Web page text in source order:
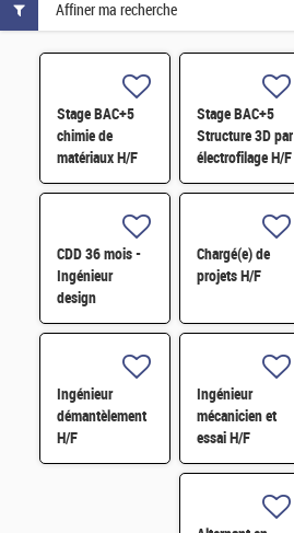
Stage BAC+5
chimie de
matériaux H/F
Stage BAC+5
Structure 3D par
électrofilage H/F
CDD 36 mois -
Ingénieur
design
photonique
Chargé(e) de
projets H/F
Ingénieur
démantèlement
H/F
Ingénieur
mécanicien et
essai H/F
Affiner ma recherche